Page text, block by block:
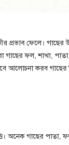
ফেলে। গাছের
গাছের ফল, শাখা,
আলোচনা করব গাছের
অনেক গাছের